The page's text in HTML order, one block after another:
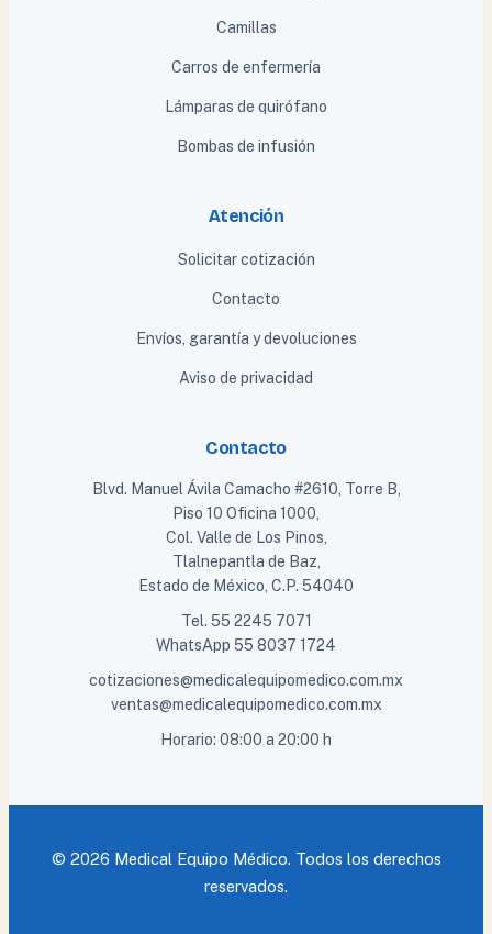
Camillas
Carros de enfermería
Lámparas de quirófano
Bombas de infusión
Atención
Solicitar cotización
Contacto
Envíos, garantía y devoluciones
Aviso de privacidad
Contacto
Blvd. Manuel Ávila Camacho #2610, Torre B,
Piso 10 Oficina 1000,
Col. Valle de Los Pinos,
Tlalnepantla de Baz,
Estado de México, C.P. 54040
Tel. 55 2245 7071
WhatsApp 55 8037 1724
cotizaciones@medicalequipomedico.com.mx
ventas@medicalequipomedico.com.mx
Horario: 08:00 a 20:00 h
© 2026 Medical Equipo Médico. Todos los derechos
reservados.